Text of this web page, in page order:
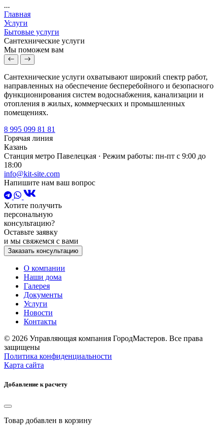
...
Главная
Услуги
Бытовые услуги
Сантехнические услуги
Мы поможем вам
Сантехнические услуги охватывают широкий спектр работ,
направленных на обеспечение бесперебойного и безопасного
функционирования систем водоснабжения, канализации и
отопления в жилых, коммерческих и промышленных
помещениях.
8 995 099 81 81
Горячая линия
Казань
Станция метро Павелецкая · Режим работы: пн-пт с 9:00 до
18:00
info@kit-site.com
Напишите нам ваш вопрос
Хотите получить
персональную
консультацию?
Оставьте заявку
и мы свяжемся с вами
Заказать консультацию
О компании
Наши дома
Галерея
Документы
Услуги
Новости
Контакты
© 2026 Управляющая компания ГородМастеров. Все права
защищены
Политика конфиденциальности
Карта сайта
Добавление к расчету
Товар добавлен в корзину